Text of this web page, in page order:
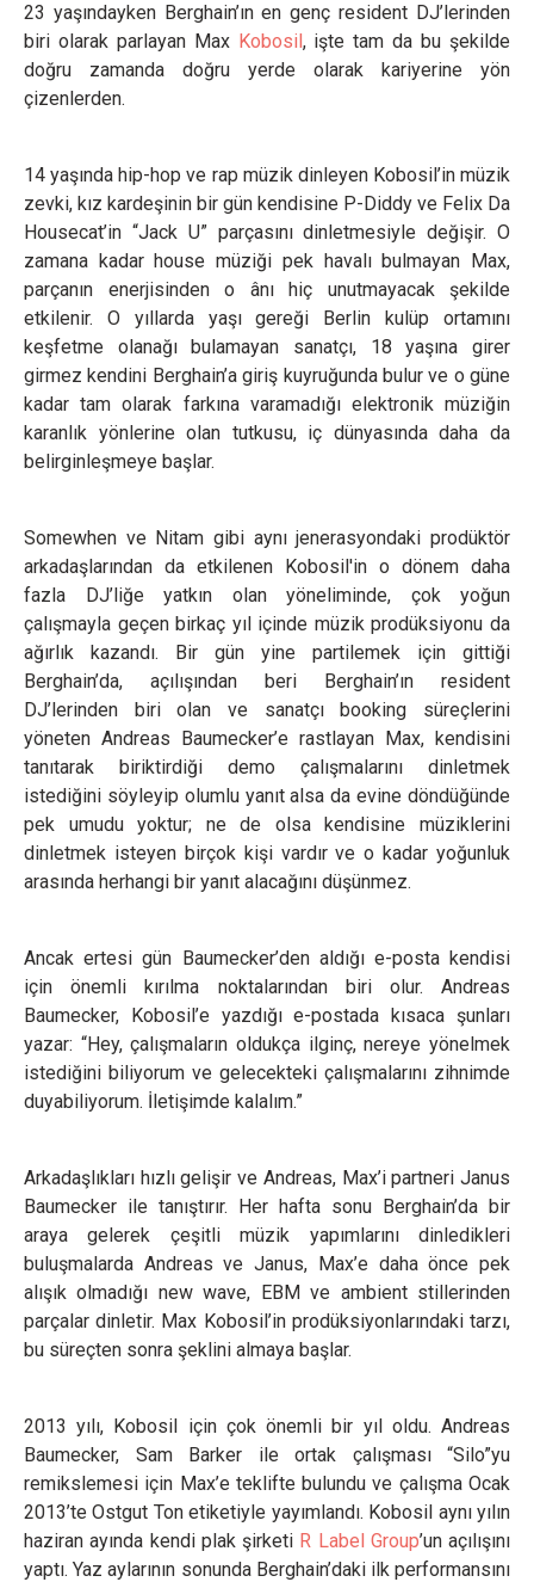
23 yaşındayken Berghain’ın en genç resident DJ’lerinden
biri olarak parlayan Max Kobosil , işte tam da bu şekilde
doğru zamanda doğru yerde olarak kariyerine yön
çizenlerden.
14 yaşında hip-hop ve rap müzik dinleyen Kobosil’in müzik
zevki, kız kardeşinin bir gün kendisine P-Diddy ve Felix Da
Housecat’in “Jack U” parçasını dinletmesiyle değişir. O
zamana kadar house müziği pek havalı bulmayan Max,
parçanın enerjisinden o ânı hiç unutmayacak şekilde
etkilenir. O yıllarda yaşı gereği Berlin kulüp ortamını
keşfetme olanağı bulamayan sanatçı, 18 yaşına girer
girmez kendini Berghain’a giriş kuyruğunda bulur ve o güne
kadar tam olarak farkına varamadığı elektronik müziğin
karanlık yönlerine olan tutkusu, iç dünyasında daha da
belirginleşmeye başlar.
Somewhen ve Nitam gibi aynı jenerasyondaki prodüktör
arkadaşlarından da etkilenen Kobosil'in o dönem daha
fazla DJ’liğe yatkın olan yöneliminde, çok yoğun
çalışmayla geçen birkaç yıl içinde müzik prodüksiyonu da
ağırlık kazandı. Bir gün yine partilemek için gittiği
Berghain’da, açılışından beri Berghain’ın resident
DJ’lerinden biri olan ve sanatçı booking süreçlerini
yöneten Andreas Baumecker’e rastlayan Max, kendisini
tanıtarak biriktirdiği demo çalışmalarını dinletmek
istediğini söyleyip olumlu yanıt alsa da evine döndüğünde
pek umudu yoktur; ne de olsa kendisine müziklerini
dinletmek isteyen birçok kişi vardır ve o kadar yoğunluk
arasında herhangi bir yanıt alacağını düşünmez.
Ancak ertesi gün Baumecker’den aldığı e-posta kendisi
için önemli kırılma noktalarından biri olur. Andreas
Baumecker, Kobosil’e yazdığı e-postada kısaca şunları
yazar: “Hey, çalışmaların oldukça ilginç, nereye yönelmek
istediğini biliyorum ve gelecekteki çalışmalarını zihnimde
duyabiliyorum. İletişimde kalalım.”
Arkadaşlıkları hızlı gelişir ve Andreas, Max’i partneri Janus
Baumecker ile tanıştırır. Her hafta sonu Berghain’da bir
araya gelerek çeşitli müzik yapımlarını dinledikleri
buluşmalarda Andreas ve Janus, Max’e daha önce pek
alışık olmadığı new wave, EBM ve ambient stillerinden
parçalar dinletir. Max Kobosil’in prodüksiyonlarındaki tarzı,
bu süreçten sonra şeklini almaya başlar.
2013 yılı, Kobosil için çok önemli bir yıl oldu. Andreas
Baumecker, Sam Barker ile ortak çalışması “Silo”yu
remikslemesi için Max’e teklifte bulundu ve çalışma Ocak
2013’te Ostgut Ton etiketiyle yayımlandı. Kobosil aynı yılın
haziran ayında kendi plak şirketi R Label Group’un açılışını
yaptı. Yaz aylarının sonunda Berghain’daki ilk performansını